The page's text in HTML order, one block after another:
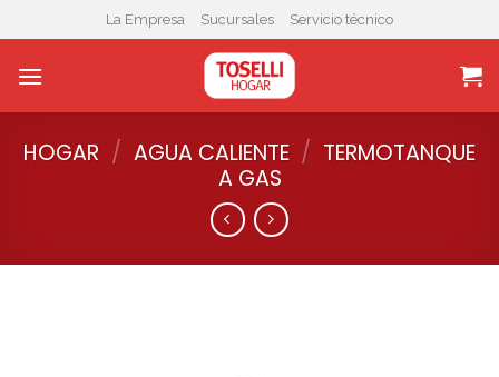
to
content
La Empresa Sucursales Servicio técnico
HOGAR / AGUA CALIENTE / TERMOTANQUE
A GAS